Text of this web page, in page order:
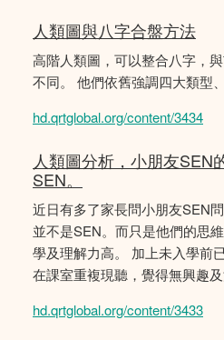
人類圖與八字合盤方法
高階人類圖，可以整合八字，
不同。 他們依舊強調四大類型
hd.qrtglobal.org/content/3434
人類圖分析，小朋友SEN
SEN。
近日有多了家長問小朋友SEN
並不是SEN。而只是他們的思
學及理解力高。 加上未入學前
在課室重複現聽，覺得無興趣及
hd.qrtglobal.org/content/3433